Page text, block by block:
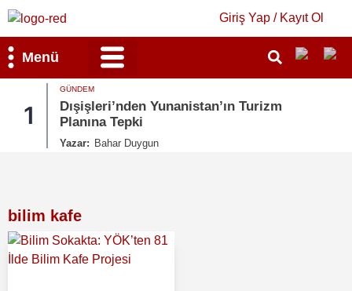
Giriş Yap / Kayıt Ol
Menü
1
GÜNDEM
Dışişleri’nden Yunanistan’ın Turizm
Planına Tepki
Yazar: Bahar Duygun
bilim kafe